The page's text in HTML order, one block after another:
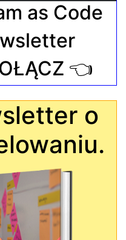
as Code
👈
o